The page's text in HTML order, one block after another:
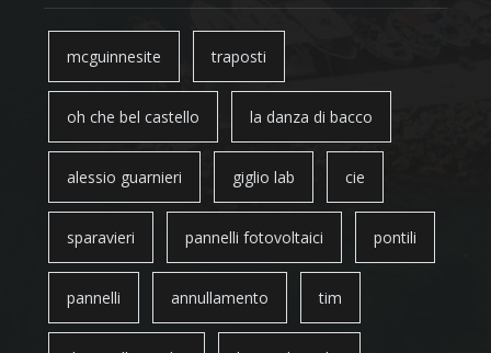
mcguinnesite traposti
oh che bel castello la danza di bacco
alessio guarnieri giglio lab cie
sparavieri pannelli fotovoltaici pontili
pannelli annullamento tim